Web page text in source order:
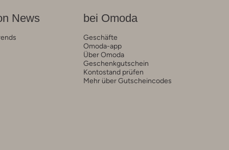
News bei Omoda
Geschäfte
Omoda-app
Über Omoda
Geschenkgutschein
Kontostand prüfen
Mehr über Gutscheincodes